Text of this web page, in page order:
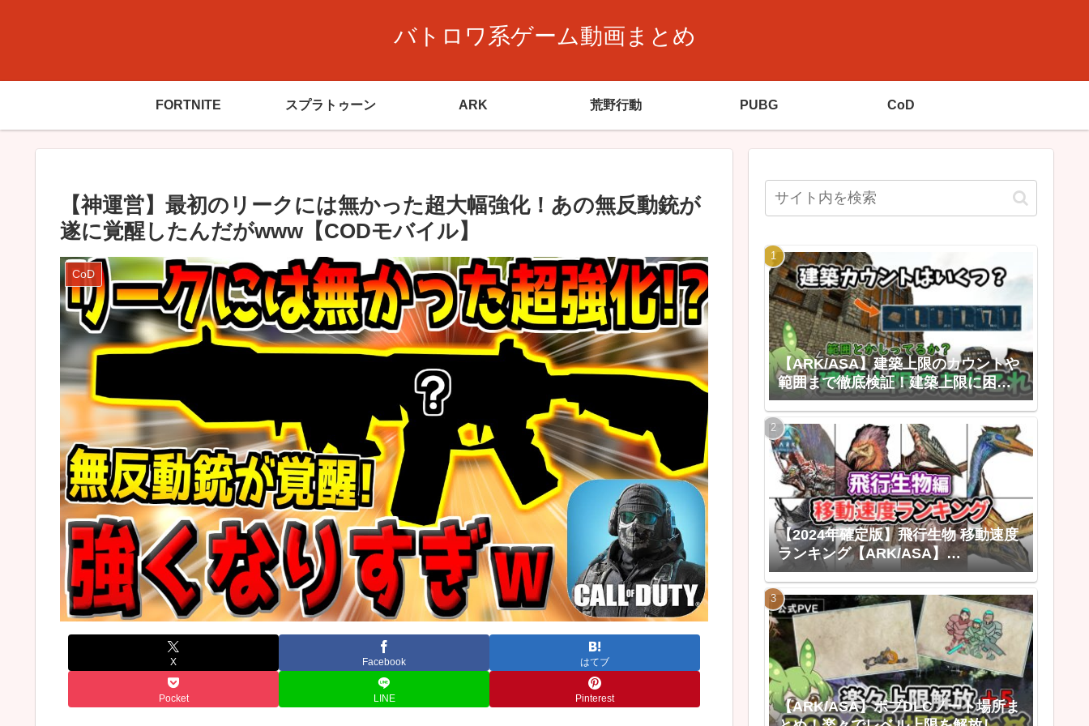
バトロワ系ゲーム動画まとめ
FORTNITE スプラトゥーン ARK 荒野行動 PUBG CoD
【神運営】最初のリークには無かった超大幅強化！あの無反動銃が
遂に覚醒したんだがwww【CODモバイル】
CoD
X Facebook はてブ
Pocket LINE Pinterest
【ARK/ASA】建築上限のカウントや
範囲まで徹底検証！建築上限に困ら
なくなる建築上限のあれこれ
【2024年確定版】飛行生物 移動速度
ランキング【ARK/ASA】
【ARK:Survival Ascended ゆっくり
解説】
【ARK/ASA】ボブDLCノート場所ま